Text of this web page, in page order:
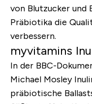
von Blutzucker und
Präbiotika die
verbessern.
myvitamins
In der BBC-
Michael Mosley
präbiotische